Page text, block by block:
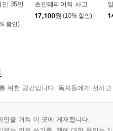
35인
할인)
초인테리어적 사고
17,100원 (10% 할인)
위한 공간입니다. 독자들에게 전하
인을 거쳐 이 곳에 게재됩니다.